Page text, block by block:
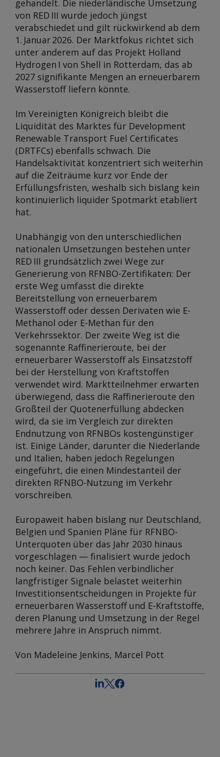
gehandelt. Die niederländische Umsetzung
von RED III wurde jedoch jüngst
verabschiedet und gilt rückwirkend ab dem
1. Januar 2026. Der Marktfokus richtet sich
unter anderem auf das Projekt Holland
Hydrogen I von Shell in Rotterdam, das ab
2027 signifikante Mengen an erneuerbarem
Wasserstoff liefern könnte.
Im Vereinigten Königreich bleibt die
Liquidität des Marktes für Development
Renewable Transport Fuel Certificates
(DRTFCs) ebenfalls schwach. Die
Handelsaktivität konzentriert sich weiterhin
auf die Zeiträume kurz vor Ende der
Erfüllungsfristen, weshalb sich bislang kein
kontinuierlich liquider Spotmarkt etabliert
hat.
Unabhängig von den unterschiedlichen
nationalen Umsetzungen bestehen unter
RED III grundsätzlich zwei Wege zur
Generierung von RFNBO-Zertifikaten: Der
erste Weg umfasst die direkte
Bereitstellung von erneuerbarem
Wasserstoff oder dessen Derivaten wie E-
Methanol oder E-Methan für den
Verkehrssektor. Der zweite Weg ist die
sogenannte Raffinerieroute, bei der
erneuerbarer Wasserstoff als Einsatzstoff
bei der Herstellung von Kraftstoffen
verwendet wird. Marktteilnehmer erwarten
überwiegend, dass die Raffinerieroute den
Großteil der Quotenerfüllung abdecken
wird, da sie im Vergleich zur direkten
Endnutzung von RFNBOs kostengünstiger
ist. Einige Länder, darunter die Niederlande
und Italien, haben jedoch Regelungen
eingeführt, die einen Mindestanteil der
direkten RFNBO-Nutzung im Verkehr
vorschreiben.
Europaweit haben bislang nur Deutschland,
Belgien und Spanien Pläne für RFNBO-
Unterquoten über das Jahr 2030 hinaus
vorgeschlagen — finalisiert wurde jedoch
noch keiner. Das Fehlen verbindlicher
langfristiger Signale belastet weiterhin
Investitionsentscheidungen in Projekte für
erneuerbaren Wasserstoff und E-Kraftstoffe,
deren Planung und Umsetzung in der Regel
mehrere Jahre in Anspruch nimmt.
Von Madeleine Jenkins, Marcel Pott